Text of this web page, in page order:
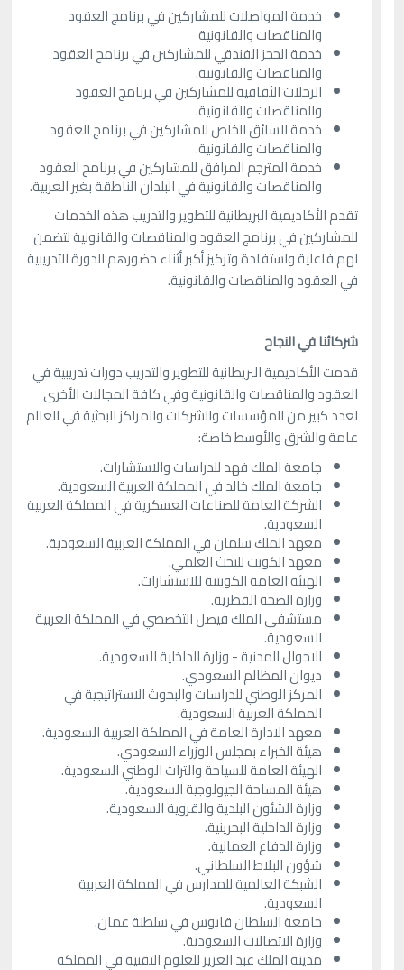
خدمة المواصلات للمشاركين في برنامج العقود
والمناقصات والقانونية
خدمة الحجز الفندقي للمشاركين في برنامج العقود
والمناقصات والقانونية.
الرحلات الثقافية للمشاركين في برنامج العقود
والمناقصات والقانونية.
خدمة السائق الخاص للمشاركين في برنامج العقود
والمناقصات والقانونية.
خدمة المترجم المرافق للمشاركين في برنامج العقود
والمناقصات والقانونية في البلدان الناطقة بغير العربية.
تقدم الأكاديمية البريطانية للتطوير والتدريب هذه الخدمات
للمشاركين في برنامج العقود والمناقصات والقانونية لتضمن
لهم فاعلية واستفادة وتركيز أكبر أثناء حضورهم الدورة التدريبية
في العقود والمناقصات والقانونية.
شركائنا في النجاح
قدمت الأكاديمية البريطانية للتطوير والتدريب دورات تدريبية في
العقود والمناقصات والقانونية وفي كافة المجالات الأخرى
لعدد كبير من المؤسسات والشركات والمراكز البحثية في العالم
عامة والشرق والأوسط خاصة:
جامعة الملك فهد للدراسات والاستشارات.
جامعة الملك خالد في المملكة العربية السعودية.
الشركة العامة للصناعات العسكرية في المملكة العربية
السعودية.
معهد الملك سلمان في المملكة العربية السعودية.
معهد الكويت للبحث العلمي.
الهيئة العامة الكويتية للاستشارات.
وزارة الصحة القطرية.
مستشفى الملك فيصل التخصصي في المملكة العربية
السعودية.
الاحوال المدنية - وزارة الداخلية السعودية.
ديوان المظالم السعودي.
المركز الوطني للدراسات والبحوث الاستراتيجية في
المملكة العربية السعودية.
معهد الادارة العامة في المملكة العربية السعودية.
هيئة الخبراء بمجلس الوزراء السعودي.
الهيئة العامة للسياحة والتراث الوطني السعودية.
هيئة المساحة الجيولوجية السعودية.
وزارة الشئون البلدية والقروية السعودية.
وزارة الداخلية البحرينية.
وزارة الدفاع العمانية.
شؤون البلاط السلطاني.
الشبكة العالمية للمدارس في المملكة العربية
السعودية.
جامعة السلطان قابوس في سلطنة عمان.
وزارة الاتصالات السعودية.
مدينة الملك عبد العزيز للعلوم التقنية في المملكة